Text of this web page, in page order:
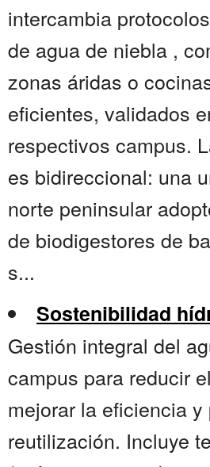
intercambia
de agua de niebla ,
zonas áridas o
eficientes, validados
respectivos campus.
es bidireccional: una
norte peninsular
de biodigestores de
s...
Sostenibilidad
Gestión integral del
campus para reducir
mejorar la eficiencia
reutilización. Incluye